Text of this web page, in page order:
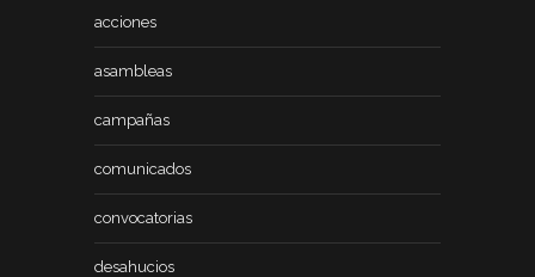
acciones
asambleas
campañas
comunicados
convocatorias
desahucios